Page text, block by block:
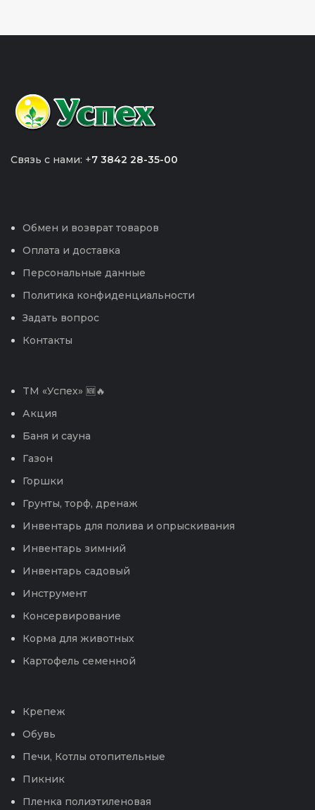
Связь с нами: +7 3842 28-35-00
Обмен и возврат товаров
Оплата и доставка
Персональные данные
Политика конфиденциальности
Задать вопрос
Контакты
TM «Успех» 🆕🔥
Акция
Баня и сауна
Газон
Горшки
Грунты, торф, дренаж
Инвентарь для полива и опрыскивания
Инвентарь зимний
Инвентарь садовый
Инструмент
Консервирование
Корма для животных
Картофель семенной
Крепеж
Обувь
Печи, Котлы отопительные
Пикник
Пленка полиэтиленовая